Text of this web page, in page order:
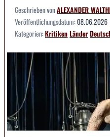
Geschrieben vonALEXANDER
Veröffentlichungsdatum:08.06.2026
Kategorien:KritikenLänder